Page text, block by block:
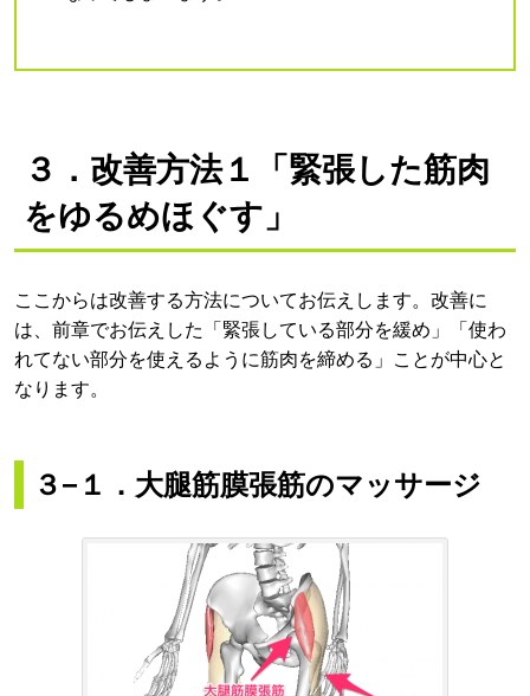
３．改善方法１「緊張した筋肉
をゆるめほぐす」
ここからは改善する方法についてお伝えします。改善に
は、前章でお伝えした「緊張している部分を緩め」「使わ
れてない部分を使えるように筋肉を締める」ことが中心と
なります。
３−１．大腿筋膜張筋のマッサージ